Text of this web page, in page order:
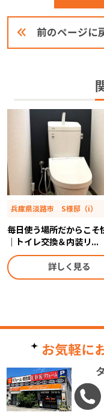
前のページに
兵庫県淡路市 S様邸（i）
毎日使う場所だからこそ
｜トイレ交換＆内装リ...
詳しく見る